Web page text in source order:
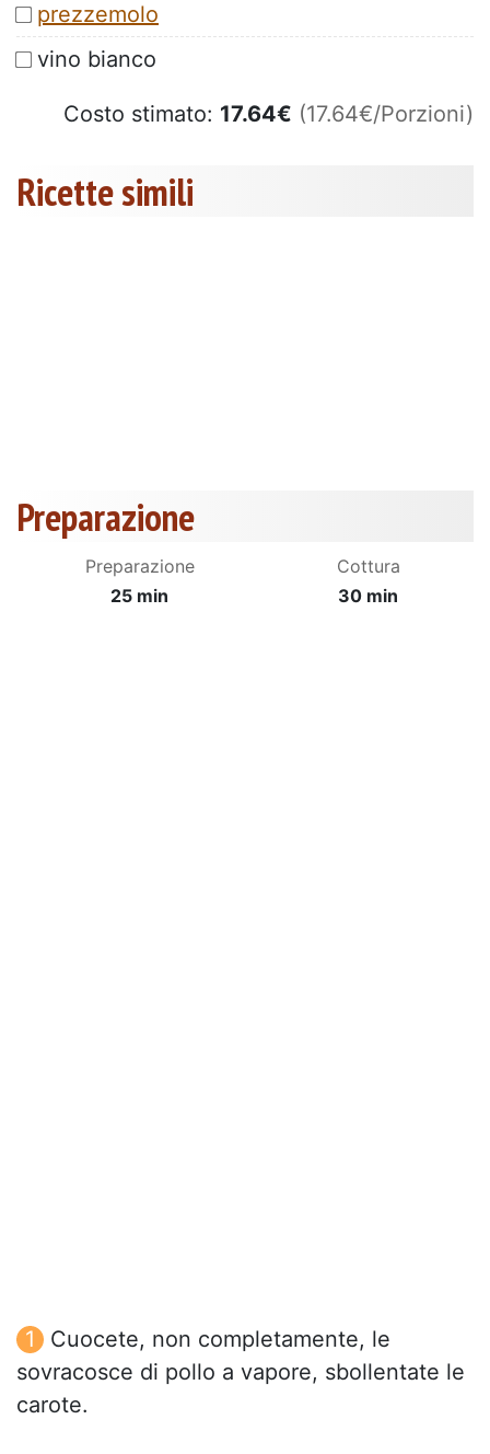
prezzemolo
vino bianco
Costo stimato: 17.64€ (17.64€/Porzioni)
Ricette simili
Preparazione
Preparazione
25 min
Cottura
30 min
Cuocete, non completamente, le
sovracosce di pollo a vapore, sbollentate le
carote.